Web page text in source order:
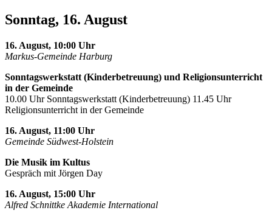
Sonntag, 16. August
16. August, 10:00 Uhr
Markus-Gemeinde Harburg
Sonntagswerkstatt (Kinderbetreuung) und Religionsunterricht
in der Gemeinde
10.00 Uhr Sonntagswerkstatt (Kinderbetreuung) 11.45 Uhr
Religionsunterricht in der Gemeinde
16. August, 11:00 Uhr
Gemeinde Südwest-Holstein
Die Musik im Kultus
Gespräch mit Jörgen Day
16. August, 15:00 Uhr
Alfred Schnittke Akademie International